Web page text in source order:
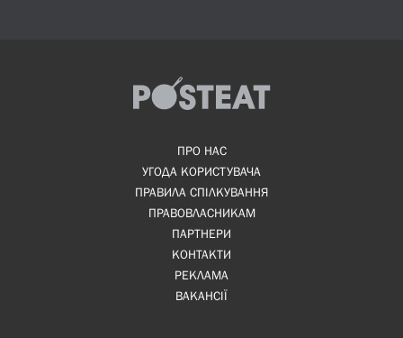
ПРО НАС
УГОДА КОРИСТУВАЧА
ПРАВИЛА СПІЛКУВАННЯ
ПРАВОВЛАСНИКАМ
ПАРТНЕРИ
КОНТАКТИ
РЕКЛАМА
ВАКАНСІЇ